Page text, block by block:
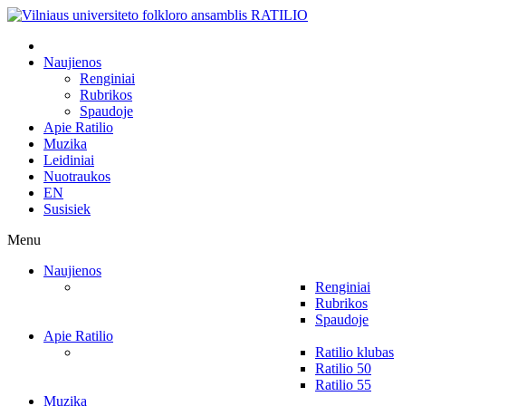
Naujienos
Renginiai
Rubrikos
Spaudoje
Apie Ratilio
Muzika
Leidiniai
Nuotraukos
EN
Susisiek
Menu
Naujienos
Renginiai
Rubrikos
Spaudoje
Apie Ratilio
Ratilio klubas
Ratilio 50
Ratilio 55
Muzika